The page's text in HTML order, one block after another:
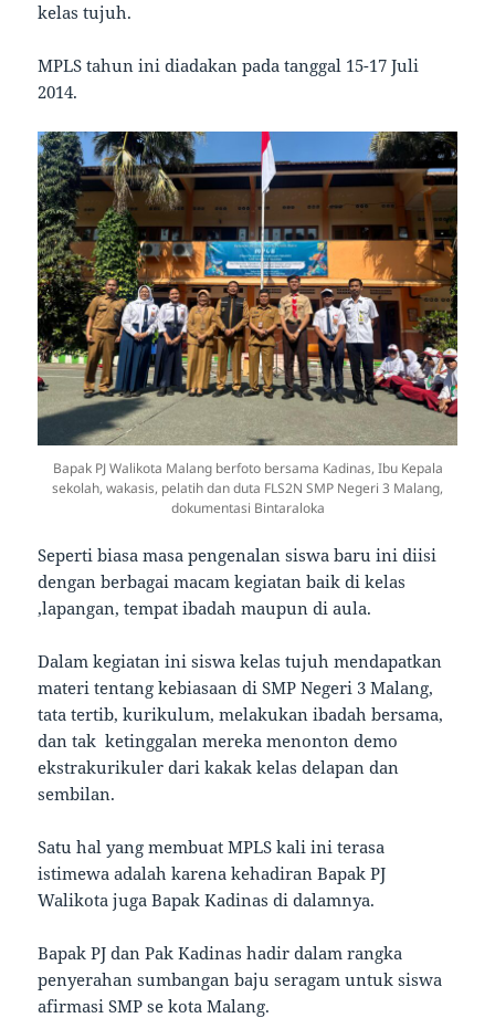
kelas tujuh.
MPLS tahun ini diadakan pada tanggal 15-17 Juli
2014.
Bapak PJ Walikota Malang berfoto bersama Kadinas, Ibu Kepala
sekolah, wakasis, pelatih dan duta FLS2N SMP Negeri 3 Malang,
dokumentasi Bintaraloka
Seperti biasa masa pengenalan siswa baru ini diisi
dengan berbagai macam kegiatan baik di kelas
,lapangan, tempat ibadah maupun di aula.
Dalam kegiatan ini siswa kelas tujuh mendapatkan
materi tentang kebiasaan di SMP Negeri 3 Malang,
tata tertib, kurikulum, melakukan ibadah bersama,
dan tak ketinggalan mereka menonton demo
ekstrakurikuler dari kakak kelas delapan dan
sembilan.
Satu hal yang membuat MPLS kali ini terasa
istimewa adalah karena kehadiran Bapak PJ
Walikota juga Bapak Kadinas di dalamnya.
Bapak PJ dan Pak Kadinas hadir dalam rangka
penyerahan sumbangan baju seragam untuk siswa
afirmasi SMP se kota Malang.